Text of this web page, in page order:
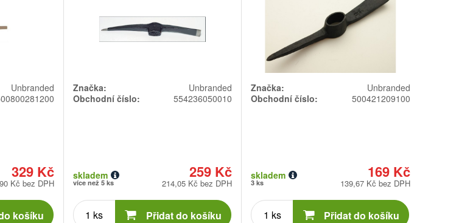
Unbranded
329 Kč
Kč bez DPH
košíku
Značka:
Unbranded
Obchodní číslo:
554236050010
259 Kč
skladem
více než 5 ks 214,05 Kč bez DPH
Počet
kusů Přidat do košíku
Značka:
Unbranded
Obchodní číslo:
500421209100
169 Kč
skladem
3 ks 139,67 Kč bez DPH
Počet
kusů Přidat do košíku